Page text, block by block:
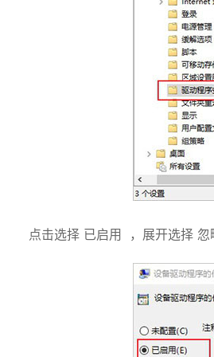
点击选择 已启用 ，展开选择